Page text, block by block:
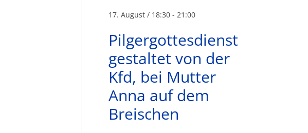
17. August / 18:30 - 21:00
Pilgergottesdienst
gestaltet von der
Kfd, bei Mutter
Anna auf dem
Breischen